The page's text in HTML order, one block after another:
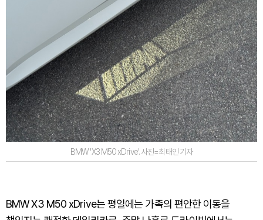
BMW 'X3 M50 xDrive'. 사진=최태인 기자
BMW X3 M50 xDrive는 평일에는 가족의 편안한 이동을